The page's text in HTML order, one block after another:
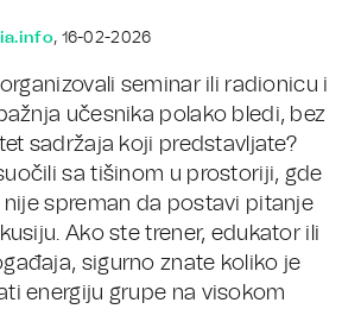
, 16-02-2026
seminar ili radionicu i
učesnika polako bledi, bez
sadržaja koji predstavljate?
sa tišinom u prostoriji, gde
spreman da postavi pitanje
Ako ste trener, edukator ili
sigurno znate koliko je
energiju grupe na visokom